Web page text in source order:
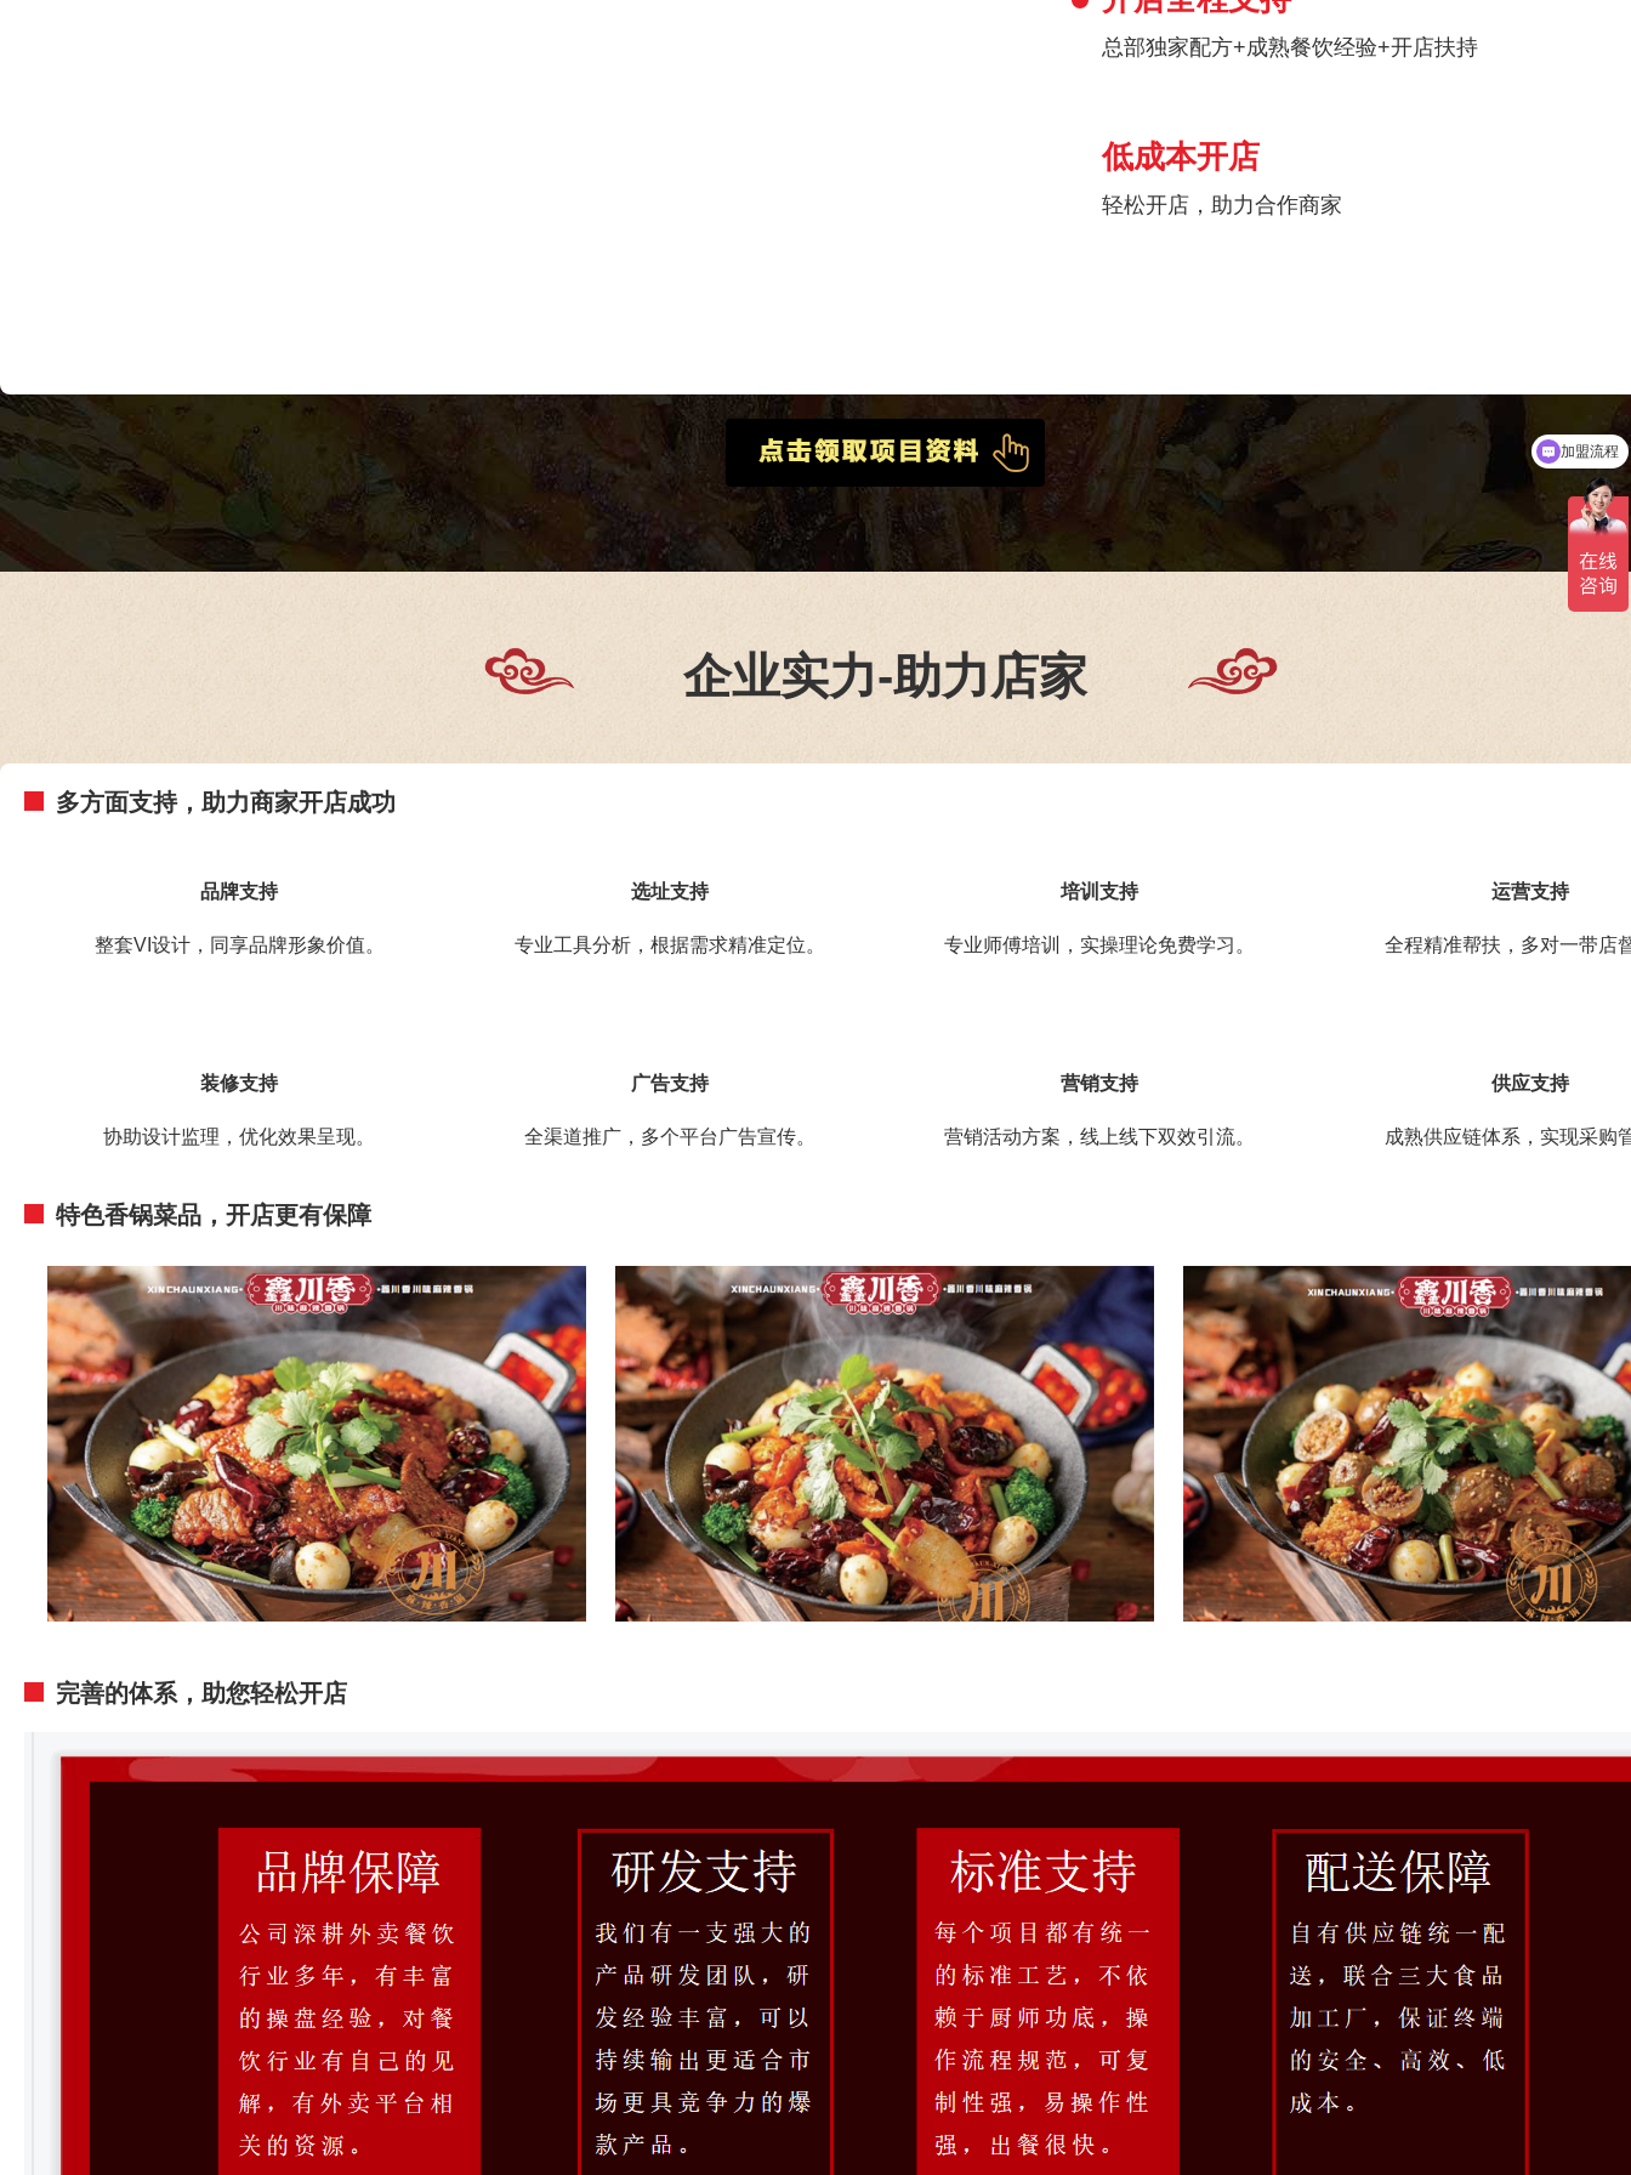
总部独家配方+成熟餐饮经验+开店扶持
低成本开店
轻松开店，助力合作商家
企业实力-助力店家
多方面支持，助力商家开店成功
品牌支持
整套VI设计，同享品牌形象价值。
选址支持
专业工具分析，根据需求精准定位。
培训支持
专业师傅培训，实操理论免费学习。
运营支持
全程精准帮扶，多对一带店
装修支持
协助设计监理，优化效果呈现。
广告支持
全渠道推广，多个平台广告宣传。
营销支持
营销活动方案，线上线下双效引流。
供应支持
成熟供应链体系，实现采购
特色香锅菜品，开店更有保障
完善的体系，助您轻松开店
盈利分析